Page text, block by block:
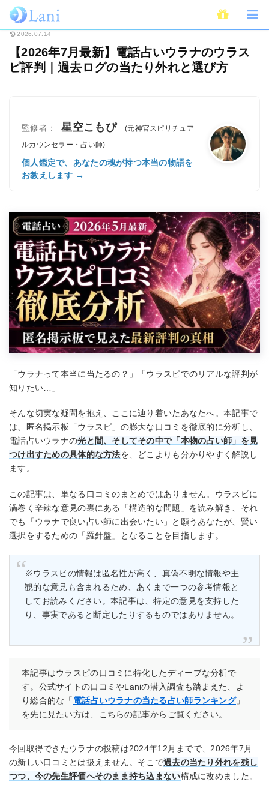
ホーム 電話占い 【2026年7月最新】電話占いウラナの
2026.07.14
【2026年7月最新】電話占いウラナのウラス
ピ評判｜過去ログの当たり外れと選び方
監修者： 星空こもぴ
(元神官スピリチュア
ルカウンセラー・占い師)
個人鑑定で、あなたの魂が持つ本当の物語を
お教えします →
「ウラナって本当に当たるの？」「ウラスピでのリアルな評判が
知りたい…」
そんな切実な疑問を抱え、ここに辿り着いたあなたへ。本記事で
は、匿名掲示板「ウラスピ」の膨大な口コミを徹底的に分析し、
電話占いウラナの光と闇、そしてその中で「本物の占い師」を見
つけ出すための具体的な方法を、どこよりも分かりやすく解説し
ます。
この記事は、単なる口コミのまとめではありません。ウラスピに
渦巻く辛辣な意見の裏にある「構造的な問題」を読み解き、それ
でも「ウラナで良い占い師に出会いたい」と願うあなたが、賢い
選択をするための「羅針盤」となることを目指します。
※ウラスピの情報は匿名性が高く、真偽不明な情報や主
観的な意見も含まれるため、あくまで一つの参考情報と
してお読みください。本記事は、特定の意見を支持した
り、事実であると断定したりするものではありません。
本記事はウラスピの口コミに特化したディープな分析で
す。公式サイトの口コミやLaniの潜入調査も踏まえた、よ
り総合的な「 電話占いウラナの当たる占い師ランキング」
を先に見たい方は、こちらの記事からご覧ください。
今回取得できたウラナの投稿は2024年12月までで、2026年7月
の新しい口コミとは扱えません。そこで過去の当たり外れを残し
つつ、今の先生評価へそのまま持ち込まない構成に改めました。